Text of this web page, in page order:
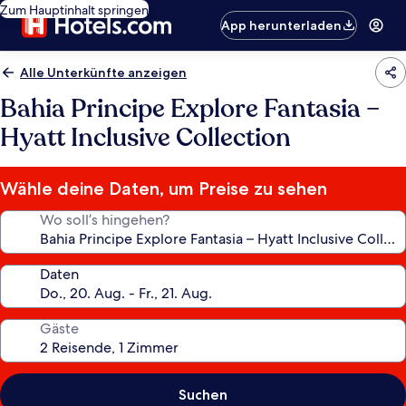
Zum Hauptinhalt springen
App herunterladen
Alle Unterkünfte anzeigen
Bahia Principe Explore Fantasia –
Hyatt Inclusive Collection
Wähle deine Daten, um Preise zu sehen
Wo soll’s hingehen?
Daten
Gäste
Suchen